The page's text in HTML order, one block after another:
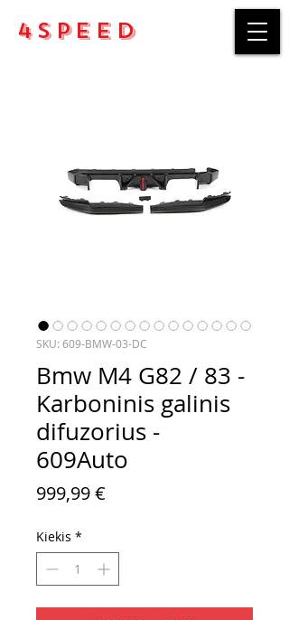
4Speed
SKU: 609-BMW-03-DC
Bmw M4 G82 / 83 -
Karboninis galinis
difuzorius -
609Auto
999,99 €
Kiekis *